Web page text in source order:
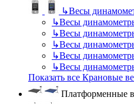
↳Весы
↳Весы
↳Весы
↳Весы
↳Весы
↳Весы
Показать все Крановые
Платформенные